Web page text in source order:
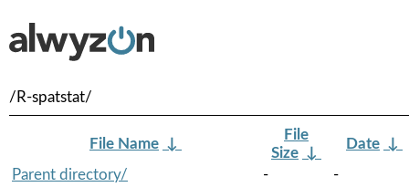
/R-spatstat/
File Name ↓
File
Size ↓
Date ↓
Parent directory/
-
-